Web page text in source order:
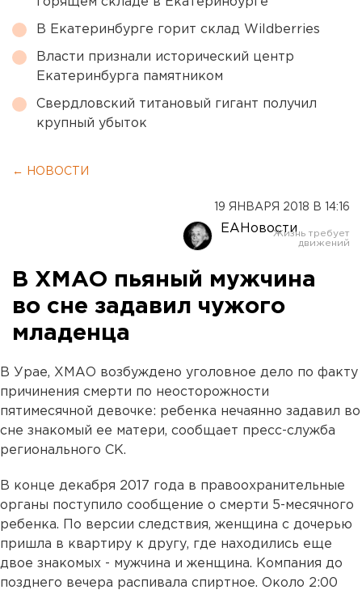
В Екатеринбурге горит склад Wildberries
Власти признали исторический центр
Екатеринбурга памятником
Свердловский титановый гигант получил
крупный убыток
← НОВОСТИ
19 ЯНВАРЯ 2018 В 14:16
ЕАНовости
В ХМАО пьяный мужчина
во сне задавил чужого
младенца
В Урае, ХМАО возбуждено уголовное дело по факту
причинения смерти по неосторожности
пятимесячной девочке: ребенка нечаянно задавил во
сне знакомый ее матери, сообщает пресс-служба
регионального СК.
В конце декабря 2017 года в правоохранительные
органы поступило сообщение о смерти 5-месячного
ребенка. По версии следствия, женщина с дочерью
пришла в квартиру к другу, где находились еще
двое знакомых - мужчина и женщина. Компания до
позднего вечера распивала спиртное. Около 2:00